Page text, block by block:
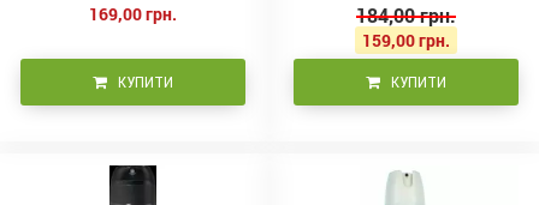
169,00 грн.
КУПИТИ
184,00 грн.
159,00 грн.
КУПИТИ